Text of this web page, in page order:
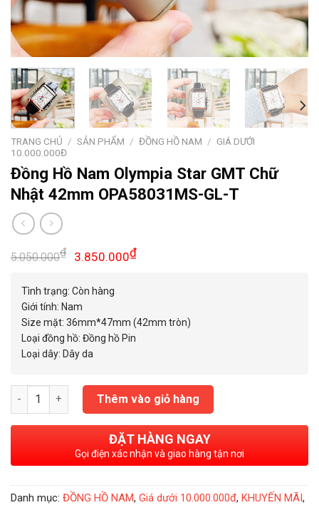
TRANG CHỦ / SẢN PHẨM / ĐỒNG HỒ NAM / GIÁ DƯỚI
10.000.000Đ
Đồng Hồ Nam Olympia Star GMT Chữ
Nhật 42mm OPA58031MS-GL-T
5.050.000₫
Giá
là:
5.050.000₫.
3.850.000₫Giá
3.850.000₫.
Tình trạng: Còn hàng
Giới tính: Nam
Size mặt: 36mm*47mm (42mm tròn)
Loại đồng hồ: Đồng hồ Pin
Loại dây: Dây da
Đồng Hồ Nam Olympia Star GMT Chữ Nhật 42mm
Thêm vào giỏ hàng
ĐẶT HÀNG NGAY
Gọi điện xác nhận và giao hàng tận nơi
Danh mục: ĐỒNG HỒ NAM, Giá dưới 10.000.000đ, KHUYẾN MÃI,